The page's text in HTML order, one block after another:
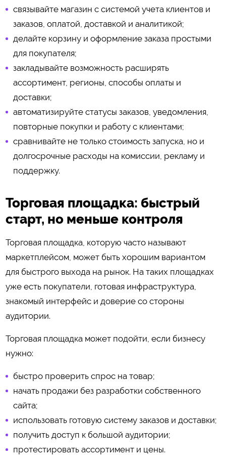
связывайте магазин с системой учета клиентов и
заказов, оплатой, доставкой и аналитикой;
делайте корзину и оформление заказа простыми
для покупателя;
закладывайте возможность расширять
ассортимент, регионы, способы оплаты и
доставки;
автоматизируйте статусы заказов, уведомления,
повторные покупки и работу с клиентами;
сравнивайте не только стоимость запуска, но и
долгосрочные расходы на комиссии, рекламу и
поддержку.
Торговая площадка: быстрый
старт, но меньше контроля
Торговая площадка, которую часто называют
маркетплейсом, может быть хорошим вариантом
для быстрого выхода на рынок. На таких площадках
уже есть покупатели, готовая инфраструктура,
знакомый интерфейс и доверие со стороны
аудитории.
Торговая площадка может подойти, если бизнесу
нужно:
быстро проверить спрос на товар;
начать продажи без разработки собственного
сайта;
использовать готовую систему заказов и доставки;
получить доступ к большой аудитории;
протестировать ассортимент и цены.